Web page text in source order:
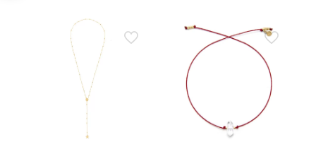
produkt
wiele
wariantów.
Opcje
można
wybrać
na
produktu